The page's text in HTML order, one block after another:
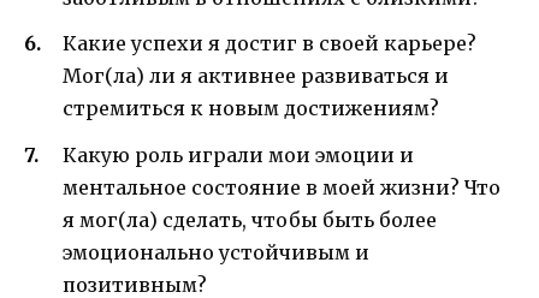
Какие успехи я достиг в своей карьере?
Мог(ла) ли я активнее развиваться и
стремиться к новым достижениям?
Какую роль играли мои эмоции и
ментальное состояние в моей жизни? Что
я мог(ла) сделать, чтобы быть более
эмоционально устойчивым и
позитивным?